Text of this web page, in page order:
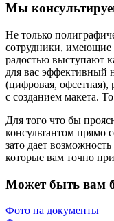
Мы
Не только
сотрудники, имеющие
радостью выступают
для вас эффективный
(цифровая, офсетная),
с созданием макета.
Для того что бы
консультантом прямо
зато дает
которые вам точно
Может быть вам
Фото на документы